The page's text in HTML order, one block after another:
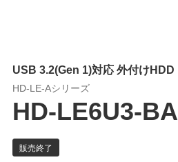
USB 3.2(Gen 1)対応 外付けHDD
HD-LE-Aシリーズ
HD-LE6U3-BA